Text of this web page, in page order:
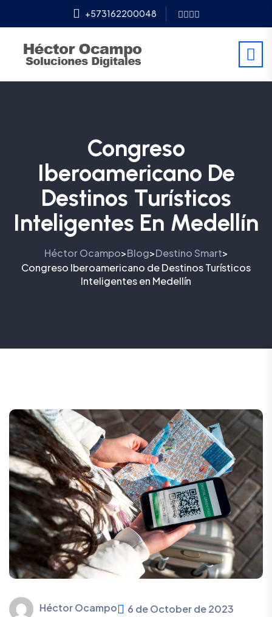
+573162200048
Congreso
Iberoamericano De
Destinos Turísticos
Inteligentes En Medellín
Héctor Ocampo>Blog>Destino Smart>
Congreso Iberoamericano de Destinos Turísticos
Inteligentes en Medellín
Héctor Ocampo
6 de October de 2023